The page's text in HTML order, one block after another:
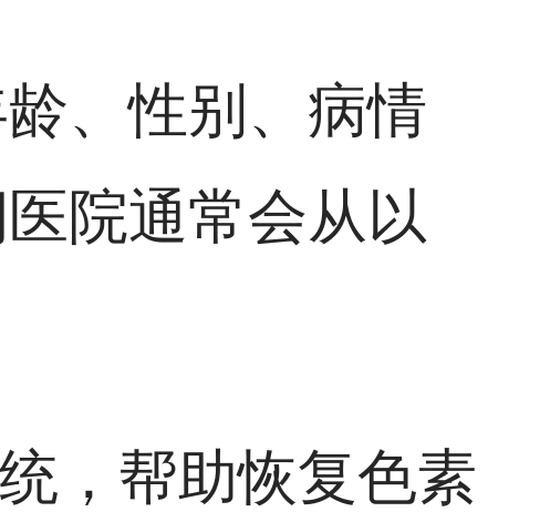
、性别、病情
院通常会从以
，帮助恢复色素